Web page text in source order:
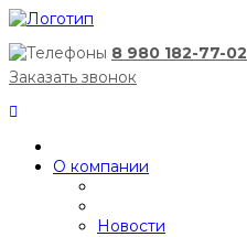
8 980 182-77-02
Заказать звонок
О компании
Новости